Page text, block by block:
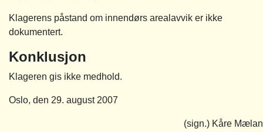
Klagerens påstand om innendørs arealavvik er ikke
dokumentert.
Konklusjon
Klageren gis ikke medhold.
Oslo, den 29. august 2007
(sign.) Kåre